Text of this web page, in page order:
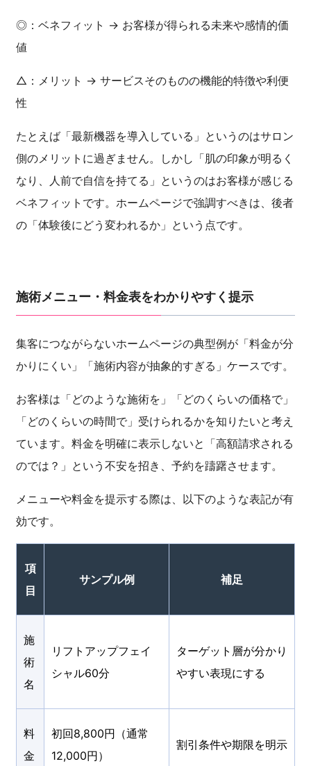
◎：ベネフィット → お客様が得られる未来や感情的価
値
△：メリット → サービスそのものの機能的特徴や利便
性
たとえば「最新機器を導入している」というのはサロン
側のメリットに過ぎません。しかし「肌の印象が明るく
なり、人前で自信を持てる」というのはお客様が感じる
ベネフィットです。ホームページで強調すべきは、後者
の「体験後にどう変われるか」という点です。
施術メニュー・料金表をわかりやすく提示
集客につながらないホームページの典型例が「料金が分
かりにくい」「施術内容が抽象的すぎる」ケースです。
お客様は「どのような施術を」「どのくらいの価格で」
「どのくらいの時間で」受けられるかを知りたいと考え
ています。料金を明確に表示しないと「高額請求される
のでは？」という不安を招き、予約を躊躇させます。
メニューや料金を提示する際は、以下のような表記が有
効です。
項
目
サンプル例 補足
施
術
名
リフトアップフェイ
シャル60分
ターゲット層が分かり
やすい表現にする
料
金
初回8,800円（通常
12,000円）
割引条件や期限を明示